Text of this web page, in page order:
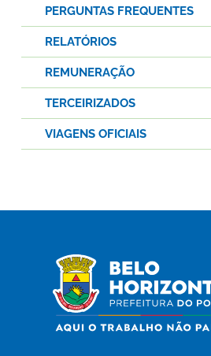
PERGUNTAS FREQUENTES
RELATÓRIOS
REMUNERAÇÃO
TERCEIRIZADOS
VIAGENS OFICIAIS